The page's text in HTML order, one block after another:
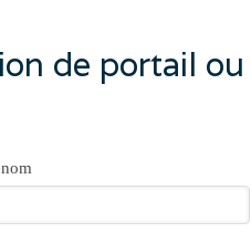
de portail ou